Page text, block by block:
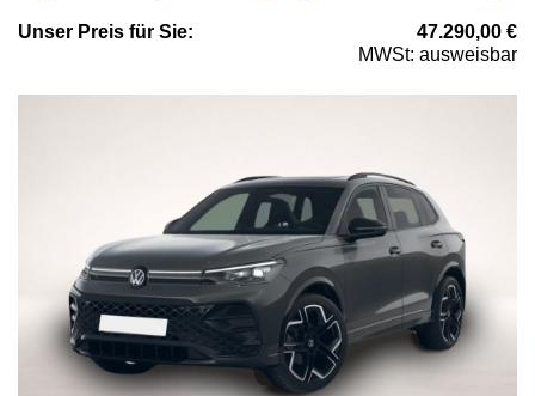
Unser Preis für Sie: 47.290,00 €
MWSt: ausweisbar